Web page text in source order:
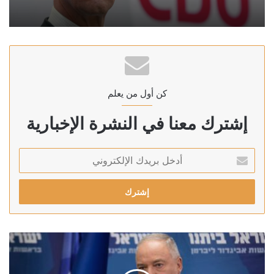
كن أول من يعلم
إشترك معنا في النشرة الإخبارية
بريدك
الإلكتروني